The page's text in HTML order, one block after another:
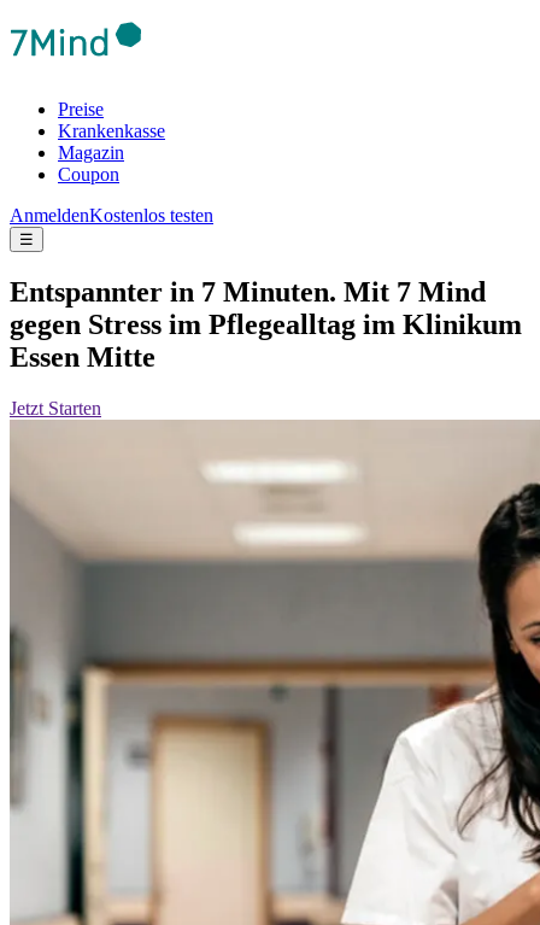
Preise
Krankenkasse
Magazin
Coupon
AnmeldenKostenlos testen
☰
Entspannter in 7 Minuten. Mit 7 Mind
gegen Stress im Pflegealltag im Klinikum
Essen Mitte
Jetzt Starten